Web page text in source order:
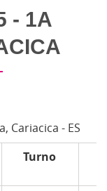
- 1A
Cariacica - ES
Turno